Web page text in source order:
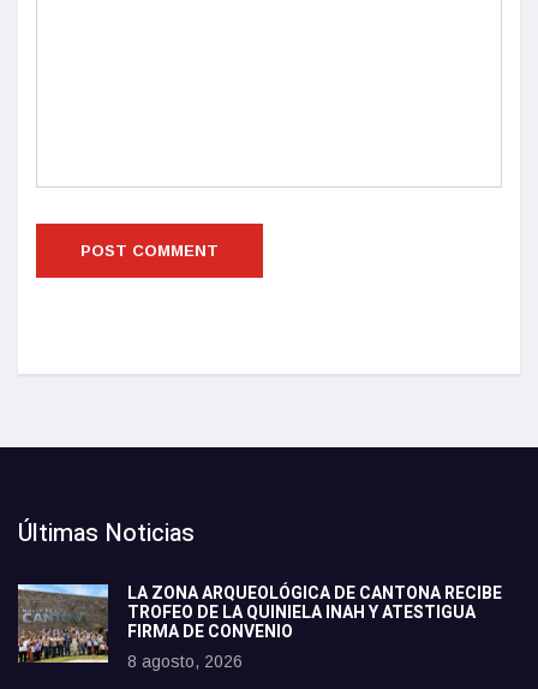
Últimas Noticias
LA ZONA ARQUEOLÓGICA DE CANTONA RECIBE
TROFEO DE LA QUINIELA INAH Y ATESTIGUA
FIRMA DE CONVENIO
8 agosto, 2026